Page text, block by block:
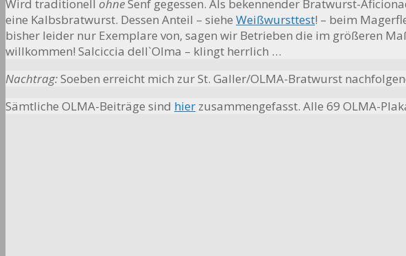
Wird traditionell ohneSenf gegessen. Als bekennender Bratwurst-
eine Kalbsbratwurst. Dessen Anteil – siehe Weißwursttest! – beim
bisher leider nur Exemplare von, sagen wir Betrieben die im größeren
willkommen! Salciccia dell`Olma – klingt herrlich …
Nachtrag:Soeben erreicht mich zur St. Galler/OLMA-Bratwurst
Sämtliche OLMA-Beiträge sind hier zusammengefasst. Alle 69 OLMA-